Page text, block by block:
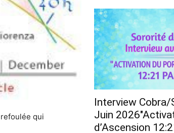
qui
Interview
Juin
d’Ascension